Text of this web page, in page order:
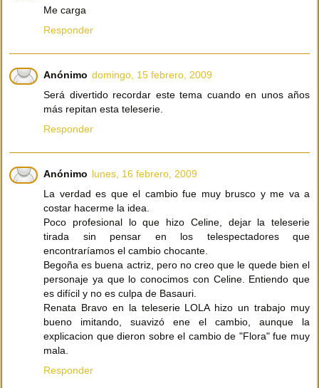
Me carga
Responder
Anónimo domingo, 15 febrero, 2009
Será divertido recordar este tema cuando en unos años
más repitan esta teleserie.
Responder
Anónimo lunes, 16 febrero, 2009
La verdad es que el cambio fue muy brusco y me va a
costar hacerme la idea.
Poco profesional lo que hizo Celine, dejar la teleserie
tirada sin pensar en los telespectadores que
encontraríamos el cambio chocante.
Begoña es buena actriz, pero no creo que le quede bien el
personaje ya que lo conocimos con Celine. Entiendo que
es difícil y no es culpa de Basauri.
Renata Bravo en la teleserie LOLA hizo un trabajo muy
bueno imitando, suavizó ene el cambio, aunque la
explicacion que dieron sobre el cambio de "Flora" fue muy
mala.
Responder